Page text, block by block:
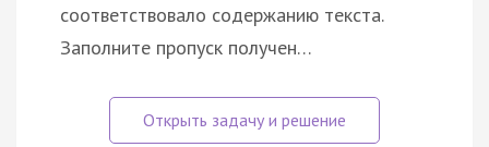
соответствовало содержанию текста.
Заполните пропуск получен…